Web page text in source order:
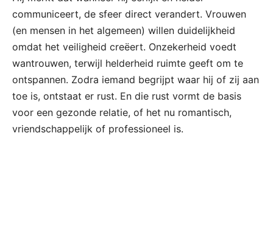
communiceert, de sfeer direct verandert. Vrouwen
(en mensen in het algemeen) willen duidelijkheid
omdat het veiligheid creëert. Onzekerheid voedt
wantrouwen, terwijl helderheid ruimte geeft om te
ontspannen. Zodra iemand begrijpt waar hij of zij aan
toe is, ontstaat er rust. En die rust vormt de basis
voor een gezonde relatie, of het nu romantisch,
vriendschappelijk of professioneel is.